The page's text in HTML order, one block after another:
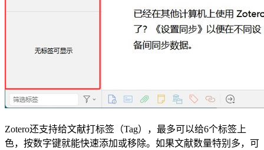
Zotero还支持给文献打标签（Tag），最多可以给6个标签上
色，按数字键就能快速添加或移除。如果文献数量特别多，可